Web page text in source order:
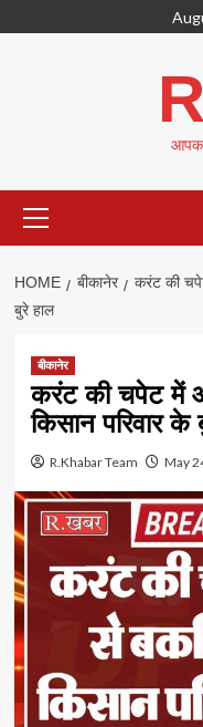
to
Menu
HOME बीकानेर
करंट की
बुरे हाल
बीकानेर
करंट की चपेट में
किसान परिवार के
R.Khabar Team May